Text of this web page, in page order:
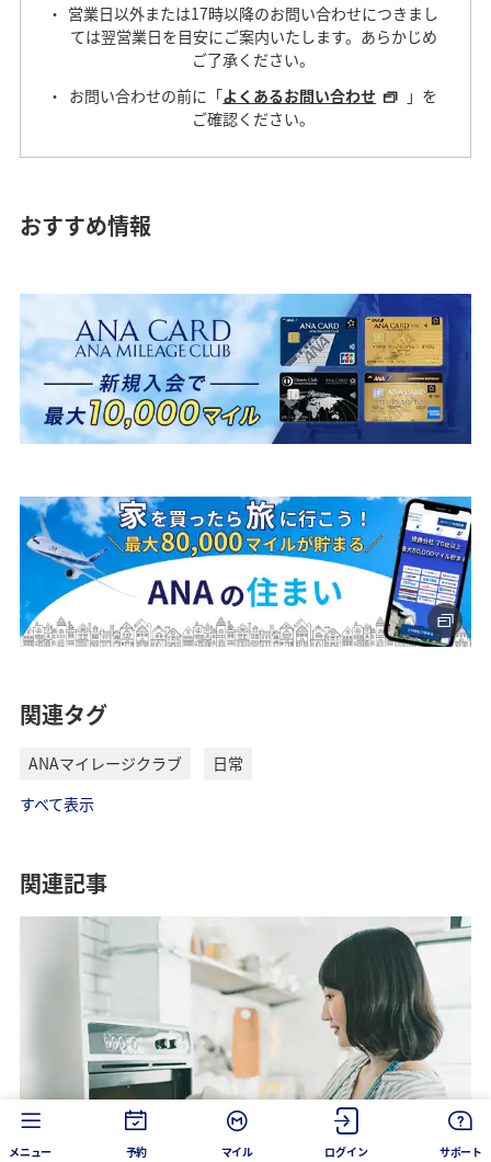
営業日以外または17時以降のお問い合わせにつきまし
ては翌営業日を目安にご案内いたします。あらかじめ
ご了承ください。
お問い合わせの前に「よくあるお問い合わせ
」を
ご確認ください。
おすすめ情報
関連タグ
ANAマイレージクラブ
日常
すべて表示
関連記事
メニュー 予約 マイル ログイン サポート